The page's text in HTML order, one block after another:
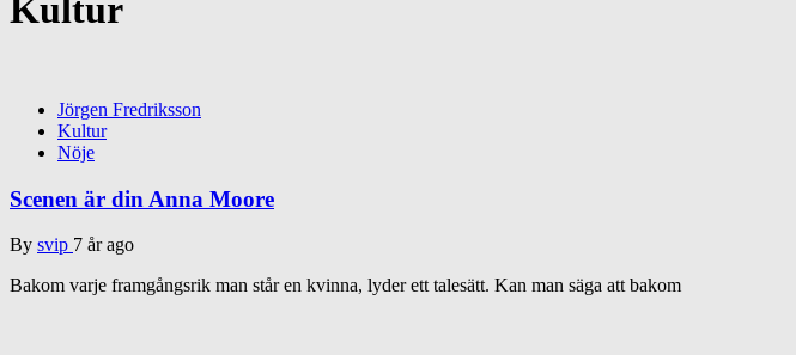
Kultur
Jörgen Fredriksson
Kultur
Nöje
Scenen är din Anna Moore
By svip 7 år ago
Bakom varje framgångsrik man står en kvinna, lyder ett talesätt. Kan man säga att bakom